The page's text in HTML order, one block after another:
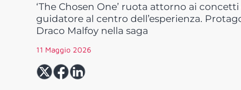
‘The Chosen One’ ruota attorno ai
guidatore al centro dell’esperienza.
Draco Malfoy nella saga
11 Maggio 2026